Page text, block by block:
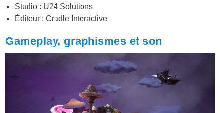
Studio : U24 Solutions
Éditeur : Cradle Interactive
Gameplay, graphismes et son